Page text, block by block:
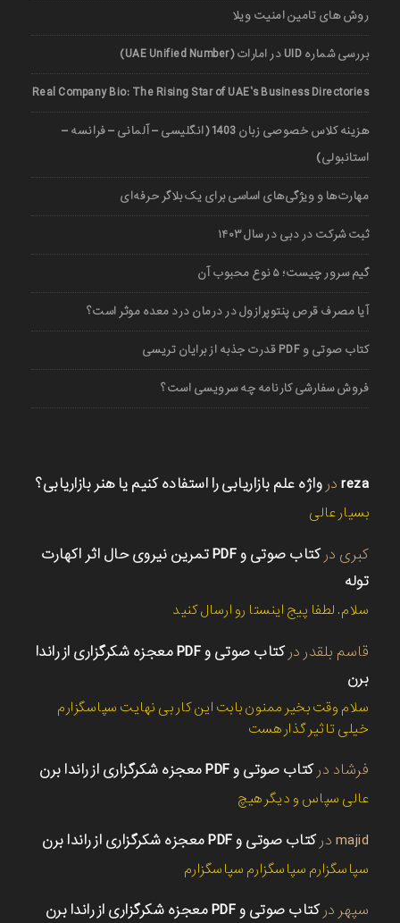
روش های تامین امنیت ویلا
بررسی شماره UID در امارات (UAE Unified Number)
Real Company Bio: The Rising Star of UAE’s Business Directories
هزینه کلاس خصوصی زبان 1403 (انگلیسی – آلمانی – فرانسه –
استانبولی)
مهارت‌ها و ویژگی‌های اساسی برای یک بلاگر حرفه‌ای
ثبت شرکت در دبی در سال ۱۴۰۳
گیم سرور چیست؛ ۵ نوع محبوب آن
آیا مصرف قرص پنتوپرازول در درمان درد معده موثر است؟
کتاب صوتی و PDF قدرت جذبه از برایان تریسی
فروش سفارشی کارنامه چه سرویسی است؟
reza در واژه علم بازاریابی را استفاده کنیم یا هنر بازاریابی؟
بسیار عالی
کبری در
کتاب صوتی و PDF تمرین نیروی حال اثر اکهارت
توله
سلام. لطفا پیج اینستا رو ارسال کنید
قاسم بلقدر در
کتاب صوتی و PDF معجزه شکرگزاری از راندا
برن
سلام وقت بخیر ممنون بابت این کار بی نهایت سپاسگزارم
خیلی تاثیر گذار هست
فرشاد درکتاب صوتی و PDF معجزه شکرگزاری از راندا برن
عالی سپاس و دیگر هیچ
majid درکتاب صوتی و PDF معجزه شکرگزاری از راندا برن
سپاسگزارم سپاسگزارم سپاسگزارم
سپهر درکتاب صوتی و PDF معجزه شکرگزاری از راندا برن